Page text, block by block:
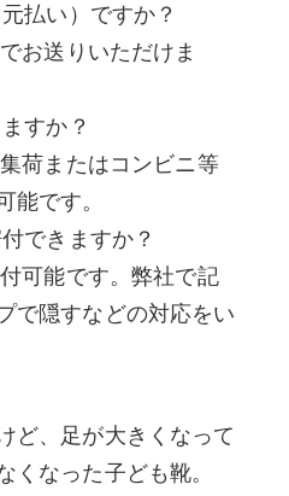
払い）ですか？
お送りいただけま
すか？
荷またはコンビニ等
能です。
できますか？
可能です。弊社で記
で隠すなどの対応をい
ど、足が大きくなって
くなった子ども靴。